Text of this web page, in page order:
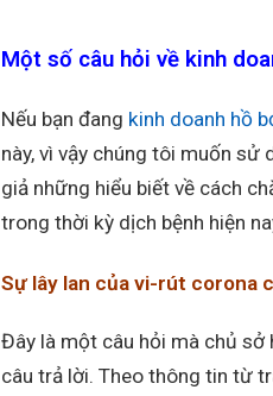
Một số câu hỏi về kinh
Nếu bạn đang kinh doanh hồ
này, vì vậy chúng tôi muốn
giả những hiểu biết về cách
trong thời kỳ dịch bệnh hiện
Sự lây lan của vi-rút corona
Đây là một câu hỏi mà chủ
câu trả lời. Theo thông tin từ